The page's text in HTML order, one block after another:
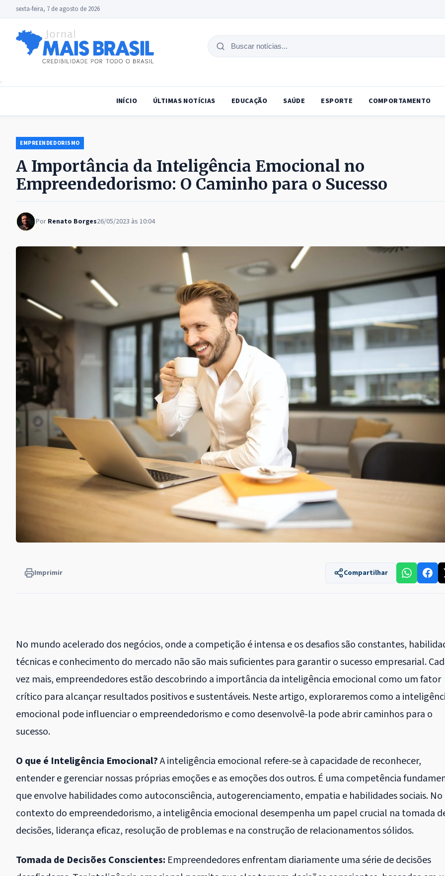
sexta-feira, 7 de agosto de 2026
Buscar
INÍCIO ÚLTIMAS NOTÍCIAS EDUCAÇÃO SAÚDE ESPORTE COMPORTAMENTO
EMPREENDEDORISMO
A Importância da Inteligência Emocional no
Empreendedorismo: O Caminho para o Sucesso
Por Renato Borges26/05/2023 às 10:04
Imprimir Compartilhar
No mundo acelerado dos negócios, onde a competição é intensa e os desafios são constantes,
técnicas e conhecimento do mercado não são mais suficientes para garantir o sucesso empresarial.
vez mais, empreendedores estão descobrindo a importância da inteligência emocional como um fator
crítico para alcançar resultados positivos e sustentáveis. Neste artigo, exploraremos como a
emocional pode influenciar o empreendedorismo e como desenvolvê-la pode abrir caminhos para o
sucesso.
O que é Inteligência Emocional?A inteligência emocional refere-se à capacidade de reconhecer,
entender e gerenciar nossas próprias emoções e as emoções dos outros. É uma competência
que envolve habilidades como autoconsciência, autogerenciamento, empatia e habilidades sociais. No
contexto do empreendedorismo, a inteligência emocional desempenha um papel crucial na tomada
decisões, liderança eficaz, resolução de problemas e na construção de relacionamentos sólidos.
Tomada de Decisões Conscientes: Empreendedores enfrentam diariamente uma série de decisões